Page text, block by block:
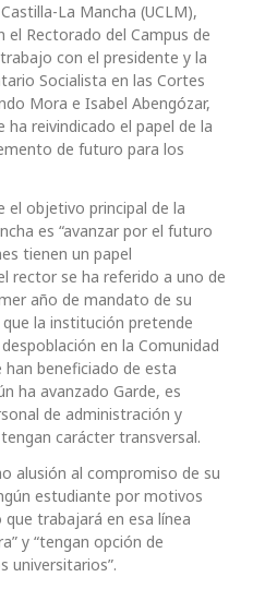
La Mancha (UCLM),
el Rectorado del Campus de
con el presidente y la
Socialista en las Cortes
Mora e Isabel Abengózar,
reivindicado el papel de la
de futuro para los
el objetivo principal de la
es “avanzar por el futuro
tienen un papel
rector se ha referido a uno de
año de mandato de su
la institución pretende
en la Comunidad
beneficiado de esta
ha avanzado Garde, es
de administración y
carácter transversal.
alusión al compromiso de su
estudiante por motivos
trabajará en esa línea
y “tengan opción de
universitarios”.